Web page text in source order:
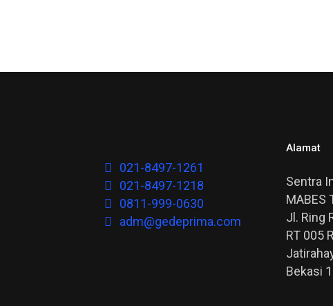
021-8497-1261
021-8497-1218
0811-999-0630
adm@gedeprima.com
Alamat
Sentra
MABES
Jl. Ring
RT 005
Bekasi